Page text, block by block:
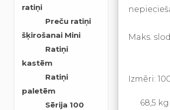
ratiņi
Preču ratiņi
šķirošanai Mini
Ratiņi
kastēm
Ratiņi
paletēm
Sērija 100
Maks.
Izmēri:
68,5 kg